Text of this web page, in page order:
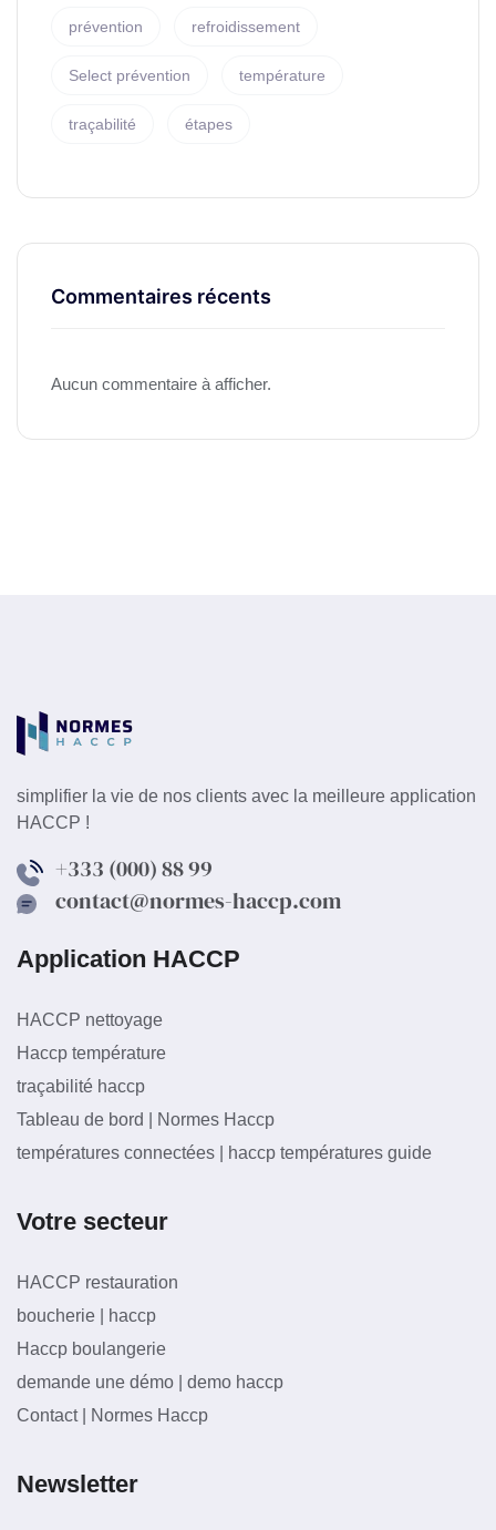
prévention refroidissement
Select prévention température
traçabilité étapes
Commentaires récents
Aucun commentaire à afficher.
simplifier la vie de nos clients avec la meilleure application
HACCP !
+333 (000) 88 99
contact@normes-haccp.com
Application HACCP
HACCP nettoyage
Haccp température
traçabilité haccp
Tableau de bord | Normes Haccp
températures connectées | haccp températures guide
Votre secteur
HACCP restauration
boucherie | haccp
Haccp boulangerie
demande une démo | demo haccp
Contact | Normes Haccp
Newsletter